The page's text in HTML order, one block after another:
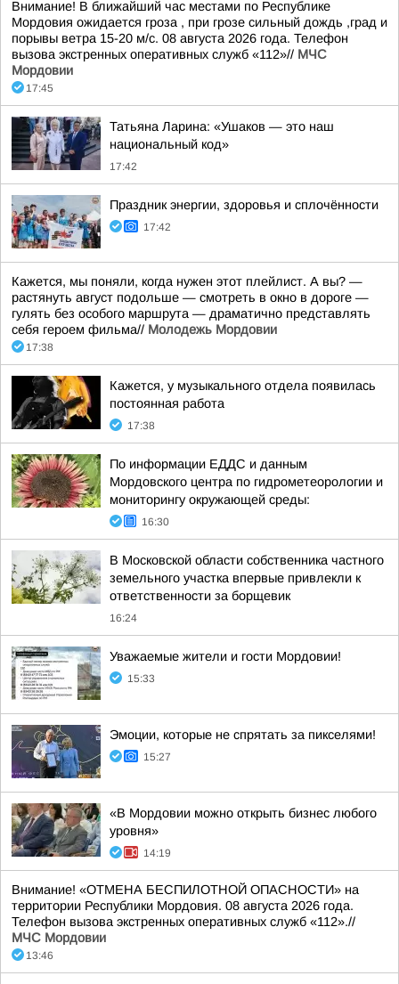
Внимание! В ближайший час местами по Республике
Мордовия ожидается гроза , при грозе сильный дождь ,град и
порывы ветра 15-20 м/с. 08 августа 2026 года. Телефон
вызова экстренных оперативных служб «112»// МЧС
Мордовии
17:45
Татьяна Ларина: «Ушаков — это наш
национальный код»
17:42
Праздник энергии, здоровья и сплочённости
17:42
Кажется, мы поняли, когда нужен этот плейлист. А вы? —
растянуть август подольше — смотреть в окно в дороге —
гулять без особого маршрута — драматично представлять
себя героем фильма// Молодежь Мордовии
17:38
Кажется, у музыкального отдела появилась
постоянная работа
17:38
По информации ЕДДС и данным
Мордовского центра по гидрометеорологии и
мониторингу окружающей среды:
16:30
В Московской области собственника частного
земельного участка впервые привлекли к
ответственности за борщевик
16:24
Уважаемые жители и гости Мордовии!
15:33
Эмоции, которые не спрятать за пикселями!
15:27
«В Мордовии можно открыть бизнес любого
уровня»
14:19
Внимание! «ОТМЕНА БЕСПИЛОТНОЙ ОПАСНОСТИ» на
территории Республики Мордовия. 08 августа 2026 года.
Телефон вызова экстренных оперативных служб «112».//
МЧС Мордовии
13:46